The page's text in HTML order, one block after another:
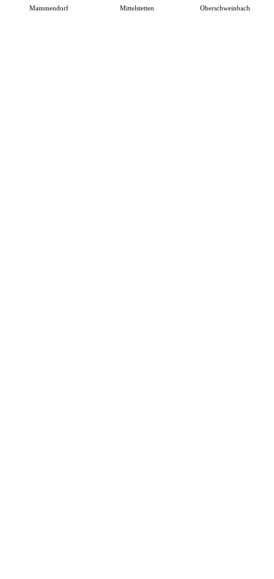
Mammendorf Mittelstetten Oberschweinbach